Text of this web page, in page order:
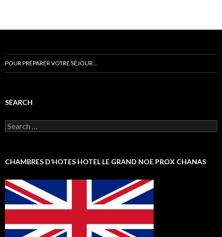
POUR PRÉPARER VOTRE SÉJOUR…
SEARCH
Search
for:
CHAMBRES D’HOTES HOTEL LE GRAND NOE PROX CHANAS